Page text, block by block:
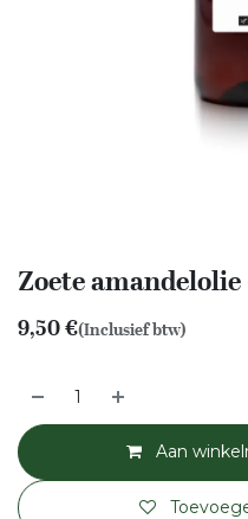
Zoete
9,50€(Inclusief btw)
Aan